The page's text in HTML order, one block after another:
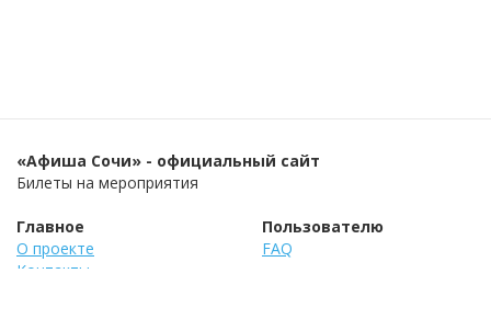
«Афиша Сочи» - официальный сайт
Билеты на мероприятия
Главное
О проекте
Контакты
Пользователю
FAQ